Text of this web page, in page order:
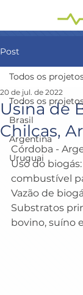
Post
Todos os
Brasil
Argentina
Uruguai
Todos os
Usina de
Chilcas,
20 de jul. de 2022
Córdoba -
Uso do
combustível
Vazão de
Substratos
bovino, suíno